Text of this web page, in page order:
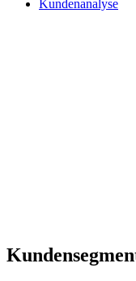
Kundenanalyse